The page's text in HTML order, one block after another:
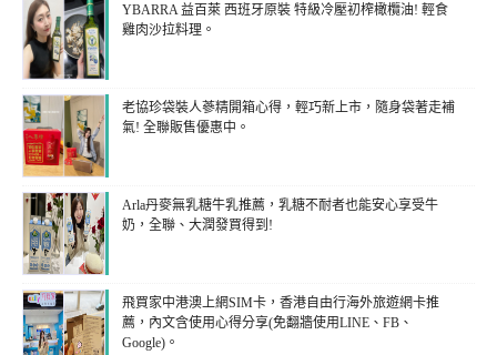
YBARRA 益百萊 西班牙原裝 特級冷壓初榨橄欖油! 輕食
雞肉沙拉料理。
老協珍袋裝人蔘精開箱心得，輕巧新上市，隨身袋著走補
氣! 全聯販售優惠中。
Arla丹麥無乳糖牛乳推薦，乳糖不耐者也能安心享受牛
奶，全聯、大潤發買得到!
飛買家中港澳上網SIM卡，香港自由行海外旅遊網卡推
薦，內文含使用心得分享(免翻牆使用LINE、FB、
Google)。